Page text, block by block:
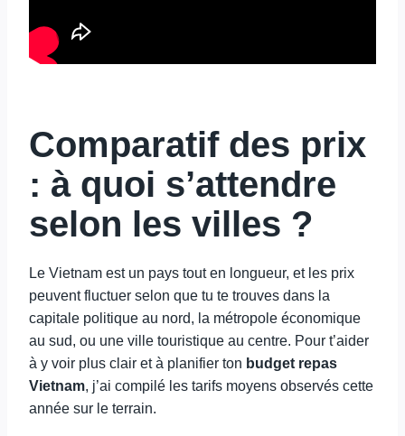
Comparatif des prix
: à quoi s’attendre
selon les villes ?
Le Vietnam est un pays tout en longueur, et les prix
peuvent fluctuer selon que tu te trouves dans la
capitale politique au nord, la métropole économique
au sud, ou une ville touristique au centre. Pour t’aider
à y voir plus clair et à planifier ton budget repas
Vietnam, j’ai compilé les tarifs moyens observés cette
année sur le terrain.